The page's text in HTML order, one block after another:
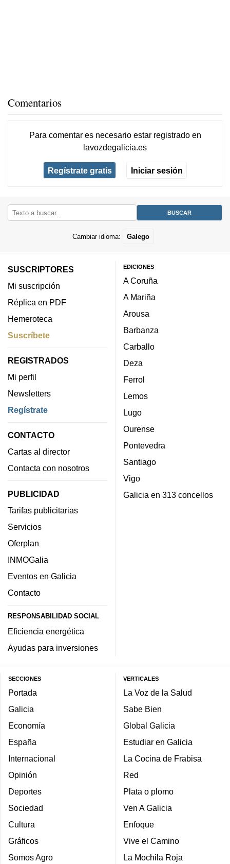
Comentarios
Para comentar es necesario estar registradoen
lavozdegalicia.es
Regístrate gratis Iniciar sesión
Cambiar idioma: Galego
SUSCRIPTORES
Mi suscripción
Réplica en PDF
Hemeroteca
Suscríbete
REGISTRADOS
Mi perfil
Newsletters
Regístrate
CONTACTO
Cartas al director
Contacta con nosotros
PUBLICIDAD
Tarifas publicitarias
Servicios
Oferplan
INMOGalia
Eventos en Galicia
Contacto
RESPONSABILIDAD SOCIAL
Eficiencia energética
Ayudas para inversiones
EDICIONES
A Coruña
A Mariña
Arousa
Barbanza
Carballo
Deza
Ferrol
Lemos
Lugo
Ourense
Pontevedra
Santiago
Vigo
Galicia en 313 concellos
SECCIONES
Portada
Galicia
Economía
España
Internacional
Opinión
Deportes
Sociedad
Cultura
Gráficos
Somos Agro
VERTICALES
La Voz de la Salud
Sabe Bien
Global Galicia
Estudiar en Galicia
La Cocina de Frabisa
Red
Plata o plomo
Ven A Galicia
Enfoque
Vive el Camino
La Mochila Roja